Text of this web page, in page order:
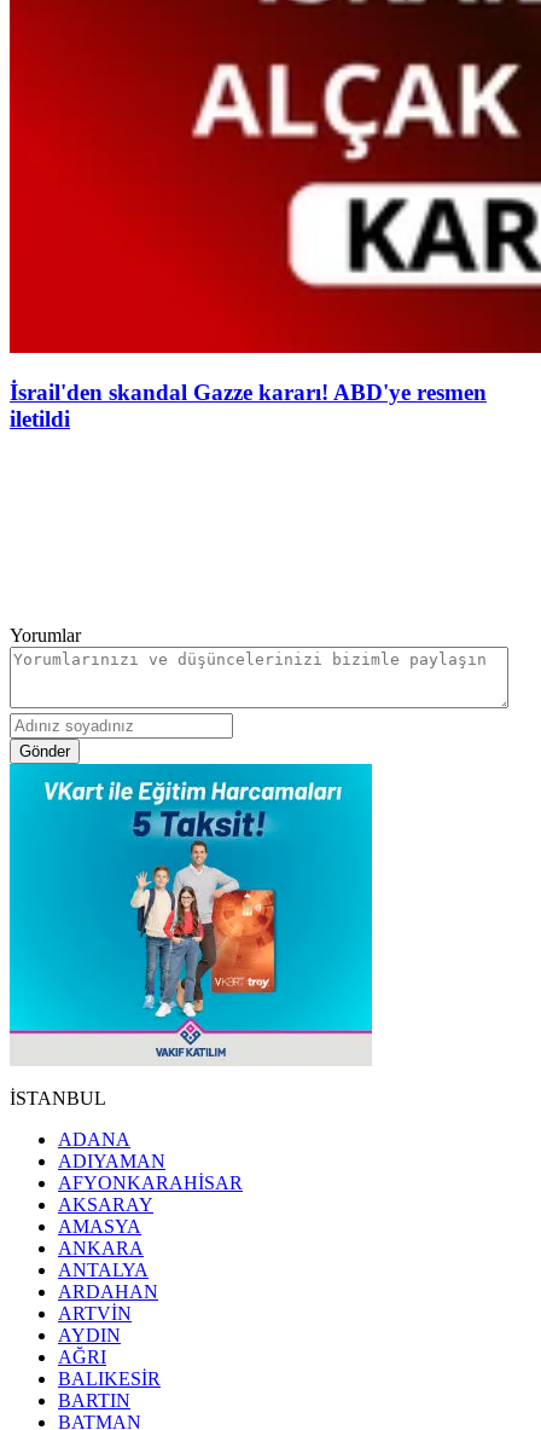
İsrail'den skandal Gazze kararı! ABD'ye resmen
iletildi
Yorumlar
Gönder
İSTANBUL
ADANA
ADIYAMAN
AFYONKARAHİSAR
AKSARAY
AMASYA
ANKARA
ANTALYA
ARDAHAN
ARTVİN
AYDIN
AĞRI
BALIKESİR
BARTIN
BATMAN